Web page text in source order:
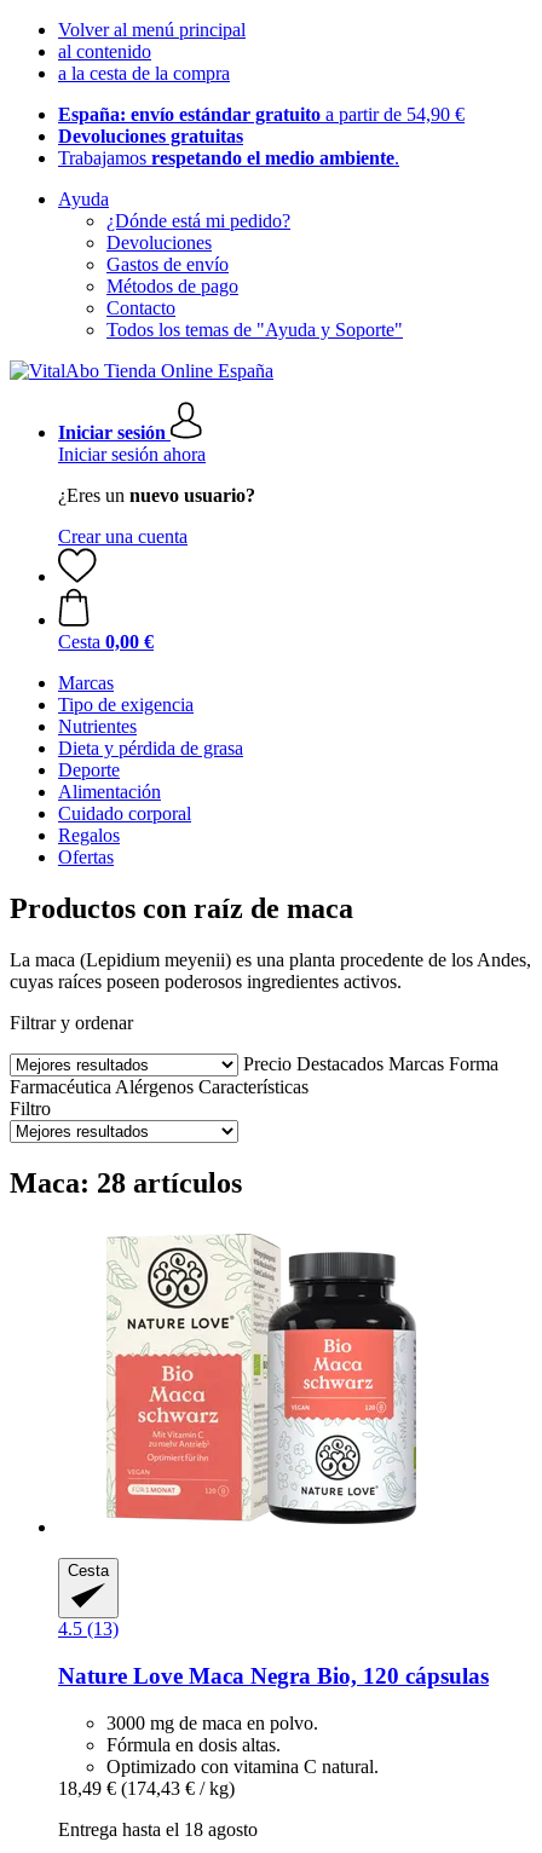
Volver al menú principal
al contenido
a la cesta de la compra
España: envío estándar gratuito a partir de 54,90 €
Devoluciones gratuitas
Trabajamos respetando el medio ambiente.
Ayuda
¿Dónde está mi pedido?
Devoluciones
Gastos de envío
Métodos de pago
Contacto
Todos los temas de "Ayuda y Soporte"
Iniciar sesión
Iniciar sesión ahora
¿Eres un nuevo usuario?
Crear una cuenta
Cesta 0,00 €
Marcas
Tipo de exigencia
Nutrientes
Dieta y pérdida de grasa
Deporte
Alimentación
Cuidado corporal
Regalos
Ofertas
Productos con raíz de maca
La maca (Lepidium meyenii) es una planta procedente de los Andes,
cuyas raíces poseen poderosos ingredientes activos.
Filtrar y ordenar
Precio Destacados Marcas Forma
Farmacéutica Alérgenos Características
Filtro
Maca: 28 artículos
Cesta
4.5 (13)
Nature Love Maca Negra Bio, 120 cápsulas
3000 mg de maca en polvo.
Fórmula en dosis altas.
Optimizado con vitamina C natural.
18,49 € (174,43 € / kg)
Entrega hasta el 18 agosto